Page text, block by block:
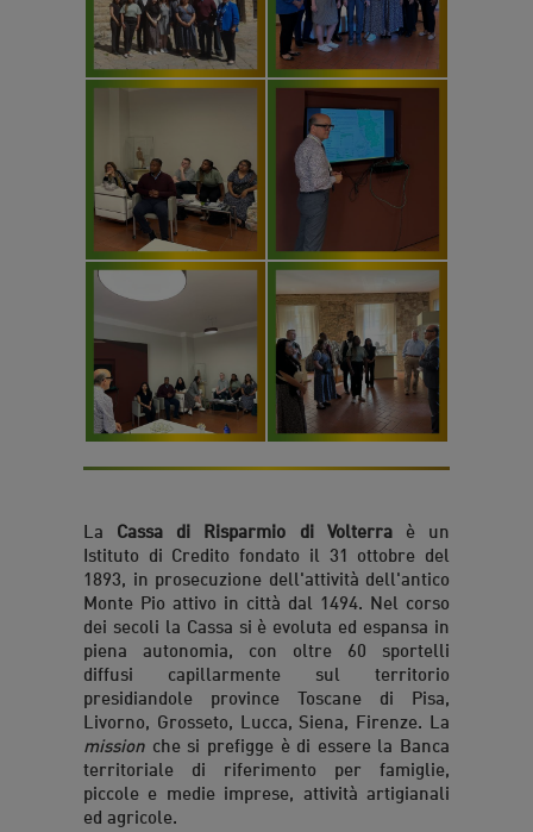
La Cassa di Risparmio di Volterraè un
Istituto di Credito fondato il 31 ottobre del
1893, in prosecuzione dell'attività dell'antico
Monte Pio attivo in città dal 1494. Nel corso
dei secoli la Cassa si è evoluta ed espansa in
piena autonomia, con oltre 60 sportelli
diffusi capillarmente sul territorio
presidiandole province Toscane di Pisa,
Livorno, Grosseto, Lucca, Siena, Firenze. La
mission che si prefigge è di essere la Banca
territoriale di riferimento per famiglie,
piccole e medie imprese, attività artigianali
ed agricole.